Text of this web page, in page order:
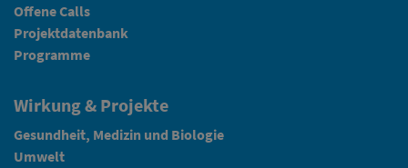
Offene Calls
Projektdatenbank
Programme
Wirkung & Projekte
Gesundheit, Medizin und Biologie
Umwelt